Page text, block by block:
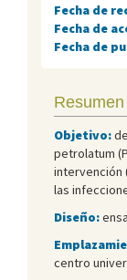
Fecha de
Fecha de
Fecha de
Objetivo:
petrolatum
intervención
las
Diseño:
centro